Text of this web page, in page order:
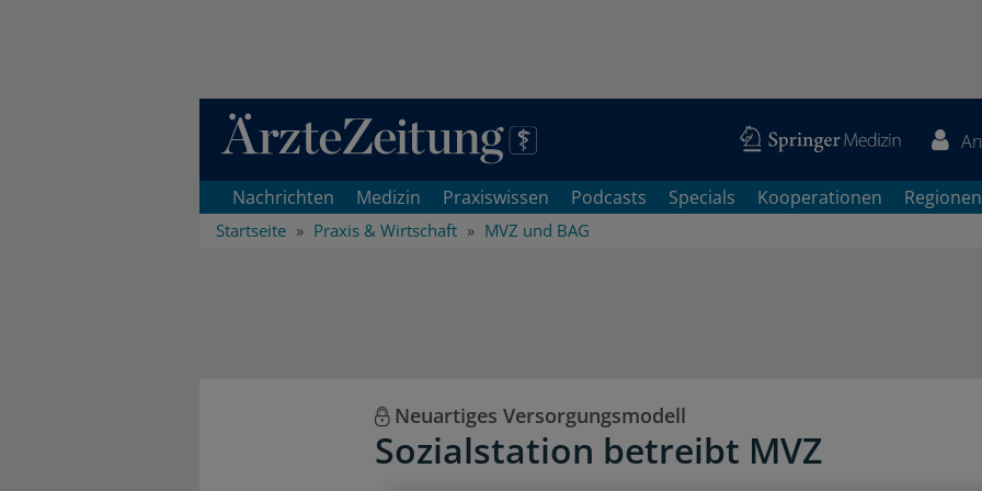
Direkt zum Inhaltsbereich
Nachrichten Medizin Praxiswissen Podcasts Specials Kooperationen Regionen
Startseite Praxis & Wirtschaft MVZ und BAG
Neuartiges Versorgungsmodell
Sozialstation betreibt MVZ